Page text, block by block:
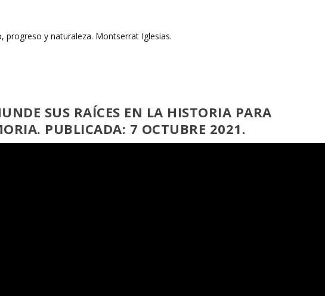
SUS RAÍCES EN LA HISTORIA PARA
PUBLICADA: 7 OCTUBRE 2021.